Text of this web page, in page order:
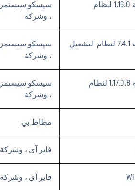
الحماية المتقدمة من البرامج الضارة من Cisco لنقاط النهاية 1.16.0 لنظام
سيسكو سيستمز
، وشركة
الحماية المتقدمة من البرامج الضارة من Cisco لنقاط النهاية 7.4.1 لنظام التشغيل
سيسكو سيستمز
، وشركة
الحماية المتقدمة من البرامج الضارة من Cisco لنقاط النهاية 1.17.0.8 لنظام
سيسكو سيستمز
، وشركة
مطاط بي
فاير آي ، وشركة
فاير آي ، وشركة